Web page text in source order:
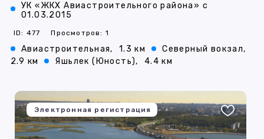
УК «ЖКХ Авиастроительного района» с
01.03.2015
ID: 477 Просмотров: 1
Авиастроительная, 1.3 км
Северный вокзал,
2.9 км
Яшьлек (Юность), 4.4 км
Электронная регистрация